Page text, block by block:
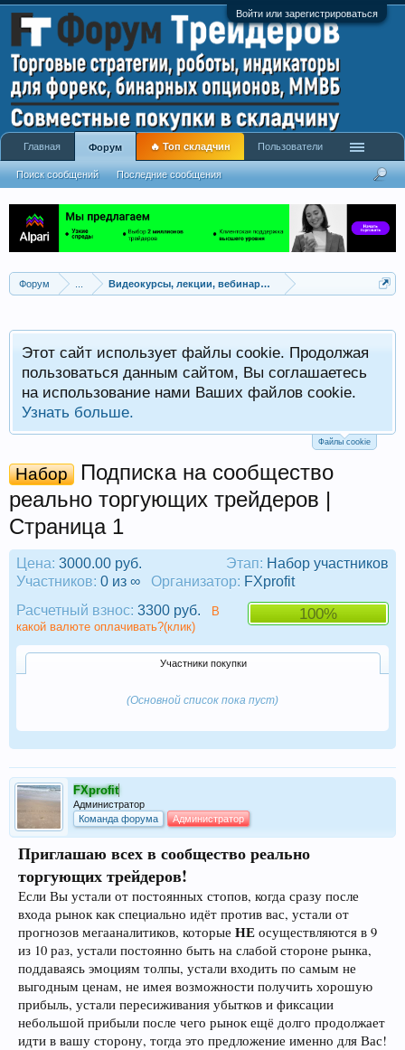
Войти или зарегистрироваться
Форум Видеокурсы, лекции, вебинары, учебный материал
Этот сайт использует файлы cookie. Продолжая
пользоваться данным сайтом, Вы соглашаетесь
на использование нами Ваших файлов cookie.
Узнать больше.
Файлы cookie
Набор
Подписка на сообщество
реально торгующих трейдеров |
Страница 1
Этап: Набор участников
Цена: 3000.00 руб.
Участников: 0 из ∞ Организатор: FXprofit
100%
Расчетный взнос: 3300 руб.
В
какой валюте оплачивать?(клик)
Участники покупки
(Основной список пока пуст)
FXprofit
Администратор
Команда форума
Администратор
Приглашаю всех в сообщество реально
торгующих трейдеров!
Если Вы устали от постоянных стопов, когда сразу после
входа рынок как специально идёт против вас, устали от
прогнозов мегааналитиков, которые НЕ осуществляются в 9
из 10 раз, устали постоянно быть на слабой стороне рынка,
поддаваясь эмоциям толпы, устали входить по самым не
выгодным ценам, не имея возможности получить хорошую
прибыль, устали пересиживания убытков и фиксации
небольшой прибыли после чего рынок ещё долго продолжает
идти в вашу сторону, тогда это предложение именно для Вас!
Главная Форум
Поиск сообщений Последние сообщения
🔥 Топ складчин Пользователи